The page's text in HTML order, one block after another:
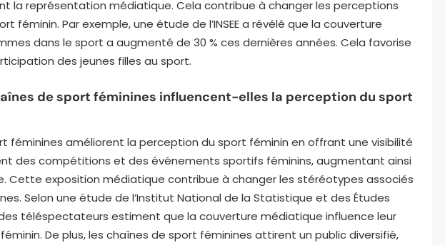
la représentation médiatique. Cela contribue à changer les perceptions
féminin. Par exemple, une étude de l’INSEE a révélé que la couverture
dans le sport a augmenté de 30 % ces dernières années. Cela favorise
des jeunes filles au sport.
de sport féminines influencent-elles la perception du sport
féminines améliorent la perception du sport féminin en offrant une visibilité
des compétitions et des événements sportifs féminins, augmentant ainsi
Cette exposition médiatique contribue à changer les stéréotypes associés
Selon une étude de l’Institut National de la Statistique et des Études
des téléspectateurs estiment que la couverture médiatique influence leur
De plus, les chaînes de sport féminines attirent un public diversifié,